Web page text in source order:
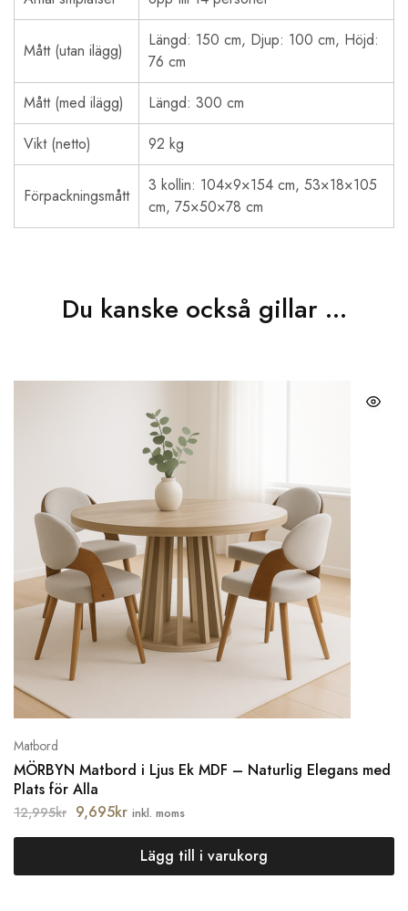
Mått (utan ilägg)
Längd: 150 cm, Djup: 100 cm, Höjd:
76 cm
Mått (med ilägg)
Längd: 300 cm
Vikt (netto)
92 kg
Förpackningsmått
3 kollin: 104×9×154 cm, 53×18×105
cm, 75×50×78 cm
Du kanske också gillar …
Matbord
MÖRBYN Matbord i Ljus Ek MDF – Naturlig Elegans med
Plats för Alla
12,995kr 9,695kr inkl. moms
Lägg till i varukorg